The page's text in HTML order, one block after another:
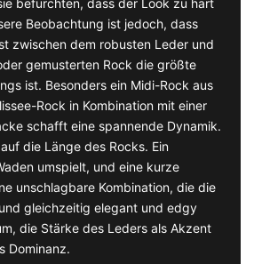
befürchten, dass der Look zu hart
Beobachtung ist jedoch, dass
zwischen dem robusten Leder und
gemusterten Rock die größte
ist. Besonders ein Midi-Rock aus
Rock in Kombination mit einer
schafft eine spannende Dynamik.
die Länge des Rocks. Ein
umspielt, und eine kurze
unschlagbare Kombination, die die
gleichzeitig elegant und edgy
die Stärke des Leders als Akzent
Dominanz.